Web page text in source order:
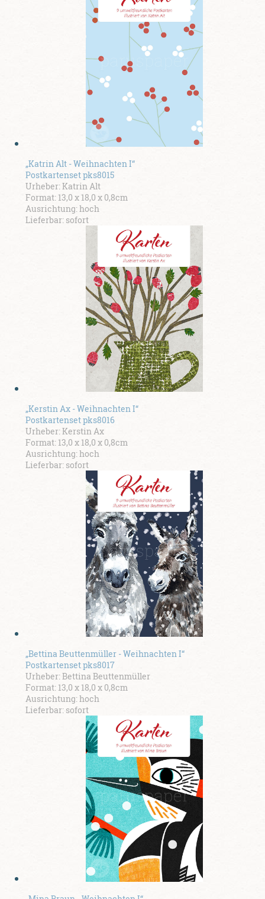
„Katrin Alt - Weihnachten I“
Postkartenset pks8015
Urheber: Katrin Alt
Format: 13,0 x 18,0 x 0,8cm
Ausrichtung: hoch
Lieferbar: sofort
„Kerstin Ax - Weihnachten I“
Postkartenset pks8016
Urheber: Kerstin Ax
Format: 13,0 x 18,0 x 0,8cm
Ausrichtung: hoch
Lieferbar: sofort
„Bettina Beuttenmüller - Weihnachten I“
Postkartenset pks8017
Urheber: Bettina Beuttenmüller
Format: 13,0 x 18,0 x 0,8cm
Ausrichtung: hoch
Lieferbar: sofort